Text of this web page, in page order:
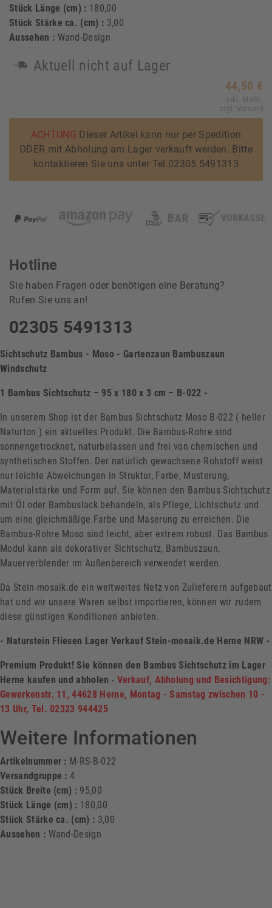
Stück Länge (cm) : 180,00
Stück Stärke ca. (cm) : 3,00
Aussehen : Wand-Design
Aktuell nicht auf Lager
44,50 €
Inkl. MwSt.
zzgl. Versand
ACHTUNG Dieser Artikel kann nur per Spedition
ODER mit Abholung am Lager verkauft werden. Bitte
kontaktieren Sie uns unter Tel.02305 5491313
Hotline
Sie haben Fragen oder benötigen eine Beratung?
Rufen Sie uns an!
02305 5491313
Sichtschutz Bambus - Moso - Gartenzaun Bambuszaun
Windschutz
1 Bambus Sichtschutz – 95 x 180 x 3 cm – B-022 -
In unserem Shop ist der Bambus Sichtschutz Moso B-022 ( heller
Naturton ) ein aktuelles Produkt. Die Bambus-Rohre sind
sonnengetrocknet, naturbelassen und frei von chemischen und
synthetischen Stoffen. Der natürlich gewachsene Rohstoff weist
nur leichte Abweichungen in Struktur, Farbe, Musterung,
Materialstärke und Form auf. Sie können den Bambus Sichtschutz
mit Öl oder Bambuslack behandeln, als Pflege, Lichtschutz und
um eine gleichmäßige Farbe und Maserung zu erreichen. Die
Bambus-Rohre Moso sind leicht, aber extrem robust. Das Bambus
Modul kann als dekorativer Sichtschutz, Bambuszaun,
Mauerverblender im Außenbereich verwendet werden.
Da Stein-mosaik.de ein weltweites Netz von Zulieferern aufgebaut
hat und wir unsere Waren selbst importieren, können wir zudem
diese günstigen Konditionen anbieten.
- Naturstein Fliesen Lager Verkauf Stein-mosaik.de Herne NRW -
Premium Produkt! Sie können den Bambus Sichtschutz im Lager
Herne kaufen und abholen - Verkauf, Abholung und Besichtigung:
Gewerkenstr. 11, 44628 Herne, Montag - Samstag zwischen 10 -
13 Uhr, Tel. 02323 944425
Weitere Informationen
Artikelnummer : M-RS-B-022
Versandgruppe :4
Stück Breite (cm) : 95,00
Stück Länge (cm) : 180,00
Stück Stärke ca. (cm) : 3,00
Aussehen : Wand-Design